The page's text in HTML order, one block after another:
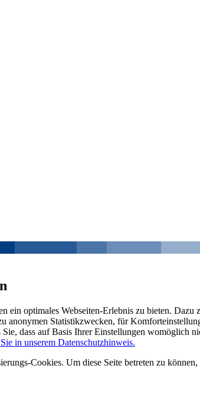
ein optimales Webseiten-Erlebnis zu bieten.
anonymen Statistikzwecken, für
Sie, dass auf Basis Ihrer Einstellungen womöglich
in unserem Datenschutzhinweis.
Cookies. Um diese Seite betreten zu